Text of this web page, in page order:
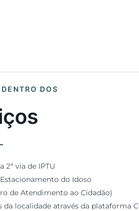
DOS
2ª via de IPTU
do Idoso
de Atendimento ao Cidadão)
da localidade através da plataforma